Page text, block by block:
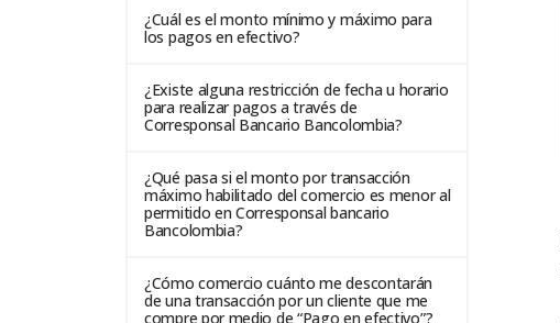
¿Cuál es el monto mínimo y máximo para
los pagos en efectivo?
¿Existe alguna restricción de fecha u horario
para realizar pagos a través de
Corresponsal Bancario Bancolombia?
¿Qué pasa si el monto por transacción
máximo habilitado del comercio es menor al
permitido en Corresponsal bancario
Bancolombia?
¿Cómo comercio cuánto me descontarán
de una transacción por un cliente que me
compre por medio de “Pago en efectivo”?